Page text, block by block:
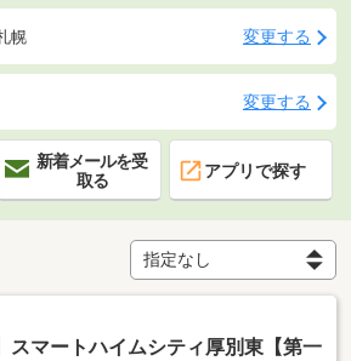
幌 変更する
変更する
新着メールを受
取る
アプリで探す
スマートハイムシティ厚別東【第一